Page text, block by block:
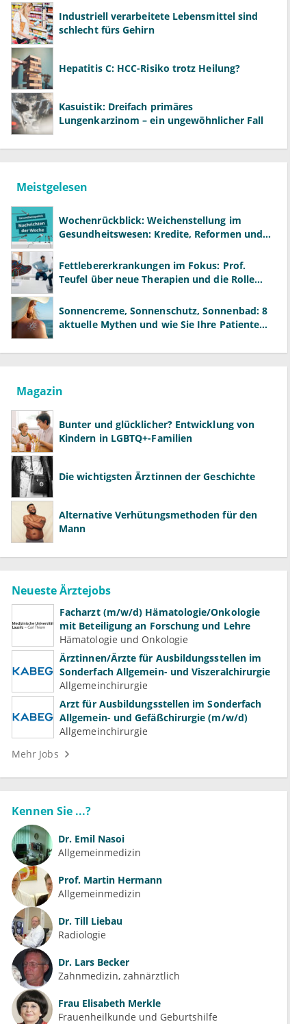
Industriell verarbeitete Lebensmittel sind
schlecht fürs Gehirn
Hepatitis C: HCC-Risiko trotz Heilung?
Kasuistik: Dreifach primäres
Lungenkarzinom – ein ungewöhnlicher Fall
Meistgelesen
Wochenrückblick: Weichenstellung im
Gesundheitswesen: Kredite, Reformen und
Fettlebererkrankungen im Fokus: Prof.
Teufel über neue Therapien und die Rolle
Sonnencreme, Sonnenschutz, Sonnenbad: 8
aktuelle Mythen und wie Sie Ihre Patienten
Magazin
Bunter und glücklicher? Entwicklung von
Kindern in LGBTQ+-Familien
Die wichtigsten Ärztinnen der Geschichte
Alternative Verhütungsmethoden für den
Mann
Neueste Ärztejobs
Facharzt (m/w/d) Hämatologie/Onkologie
mit Beteiligung an Forschung und Lehre
Hämatologie und Onkologie
Ärztinnen/Ärzte für Ausbildungsstellen im
Sonderfach Allgemein- und Viszeralchirurgie
Allgemeinchirurgie
Arzt für Ausbildungsstellen im Sonderfach
Allgemein- und Gefäßchirurgie (m/w/d)
Allgemeinchirurgie
Mehr Jobs
Kennen Sie ...?
Dr. Emil Nasoi
Allgemeinmedizin
Prof. Martin Hermann
Allgemeinmedizin
Dr. Till Liebau
Radiologie
Dr. Lars Becker
Zahnmedizin, zahnärztlich
Frau Elisabeth Merkle
Frauenheilkunde und Geburtshilfe